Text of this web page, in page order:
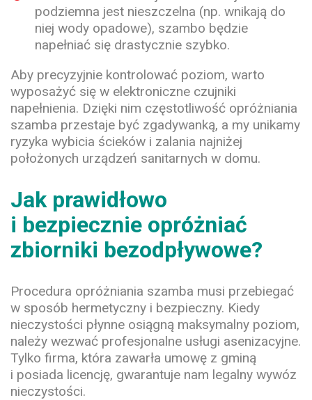
podziemna jest nieszczelna (np. wnikają do
niej wody opadowe), szambo będzie
napełniać się drastycznie szybko.
Aby precyzyjnie kontrolować poziom, warto
wyposażyć się w elektroniczne czujniki
napełnienia. Dzięki nim częstotliwość opróżniania
szamba przestaje być zgadywanką, a my unikamy
ryzyka wybicia ścieków i zalania najniżej
położonych urządzeń sanitarnych w domu.
Jak prawidłowo
i bezpiecznie opróżniać
zbiorniki bezodpływowe?
Procedura opróżniania szamba musi przebiegać
w sposób hermetyczny i bezpieczny. Kiedy
nieczystości płynne osiągną maksymalny poziom,
należy wezwać profesjonalne usługi asenizacyjne.
Tylko firma, która zawarła umowę z gminą
i posiada licencję, gwarantuje nam legalny wywóz
nieczystości.